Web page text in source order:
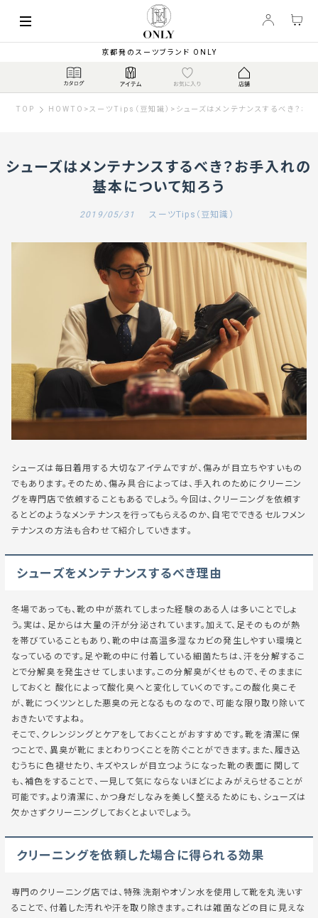
京都発のスーツブランド ONLY
TOP HOWTO >スーツTips（豆知識） > シューズはメンテナンスするべき？お
シューズはメンテナンスするべき？お手入れの
基本について知ろう
2019/05/31 スーツTips（豆知識）
シューズは毎日着用する大切なアイテムですが、傷みが目立ちやすいもの
でもあります。そのため、傷み具合によっては、手入れのためにクリーニン
グを専門店で依頼することもあるでしょう。今回は、クリーニングを依頼す
るとどのようなメンテナンスを行ってもらえるのか、自宅でできるセルフメン
テナンスの方法も合わせて紹介していきます。
シューズをメンテナンスするべき理由
冬場であっても、靴の中が蒸れてしまった経験のある人は多いことでしょ
う。実は、足からは大量の汗が分泌されています。加えて、足そのものが熱
を帯びていることもあり、靴の中は高温多湿なカビの発生しやすい環境と
なっているのです。足や靴の中に付着している細菌たちは、汗を分解するこ
とで分解臭を発生させてしまいます。この分解臭がくせもので、そのままに
しておくと 酸化によって酸化臭へと変化していくのです。この酸化臭こそ
が、靴につくツンとした悪臭の元となるものなので、可能な限り取り除いて
おきたいですよね。
そこで、クレンジングとケアをしておくことがおすすめです。靴を清潔に保
つことで、異臭が靴にまとわりつくことを防ぐことができます。また、履き込
むうちに色褪せたり、キズやスレが目立つようになった靴の表面に関して
も、補色をすることで、一見して気にならないほどによみがえらせることが
可能です。より清潔に、かつ身だしなみを美しく整えるためにも、シューズは
欠かさずクリーニングしておくとよいでしょう。
クリーニングを依頼した場合に得られる効果
専門のクリーニング店では、特殊洗剤やオゾン水を使用して靴を丸洗いす
ることで、付着した汚れや汗を取り除きます。これは雑菌などの目に見えな